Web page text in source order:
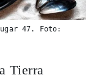
47. Foto:
Tierra